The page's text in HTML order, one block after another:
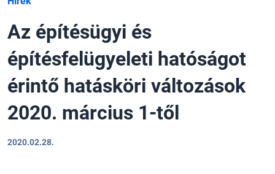
Az építésügyi és
építésfelügyeleti hatóságot
érintő hatásköri változások
2020. március 1-től
2020.02.28.